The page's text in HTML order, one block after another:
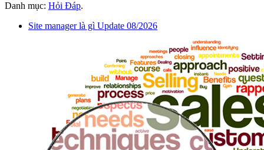
Danh mục: Hỏi Đáp.
Site manager là gì Update 08/2026